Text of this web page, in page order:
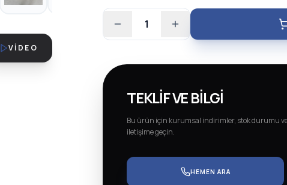
VIDEO
1
TEKLIF VE BILGI
Bu ürün için kurumsal indirimler, stok durumu
iletişime geçin.
HEMEN ARA